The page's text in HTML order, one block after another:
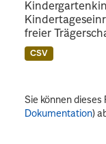
freier
CSV
Sie können
Dokumentation)